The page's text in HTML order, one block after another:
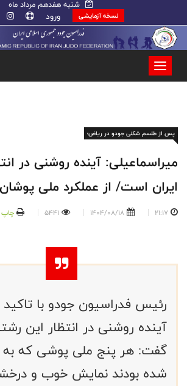
شنبه هفدهم مرداد ماه
نسخه آزمایشی ورود
پس از طلسم شکنی جودو در ریاض؛
میراسماعیلی: آینده روشنی در
ایران است/ از عملکرد ملی
21:17
1404/08/18
5441 چاپ
رئیس فدراسیون جودو با
آینده روشنی در انتظار این
گفت: هر پنج ملی پوشی که به
شده بودند نمایش خوب و